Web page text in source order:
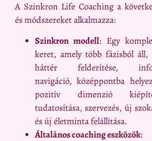
A Szinkron Life Coaching a
és módszereket alkalmazza:
Szinkron modell: Egy
keret, amely több fázisból
háttér felderítése,
navigáció, középpontba
pozitív dimenzió
tudatosítása, szervezés, új
és új életminta felállítása.
Általános coaching eszközök: